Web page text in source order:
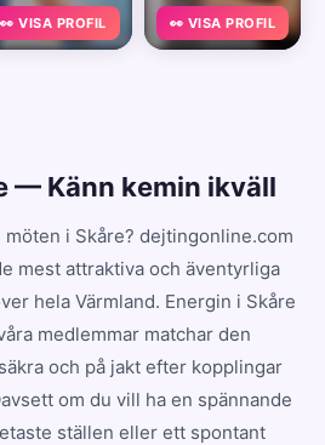
👀 VISA PROFIL 👀 VISA PROFIL
— Känn kemin ikväll
i Skåre? dejtingonline.com
mest attraktiva och äventyrliga
hela Värmland. Energin i Skåre
medlemmar matchar den
och på jakt efter kopplingar
om du vill ha en spännande
ställen eller ett spontant